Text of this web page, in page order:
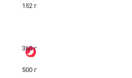
152 г
360 г
500 г